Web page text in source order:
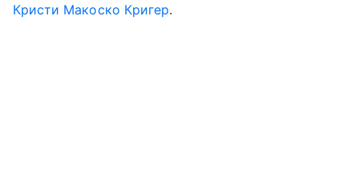
Кристи Макоско Кригер.